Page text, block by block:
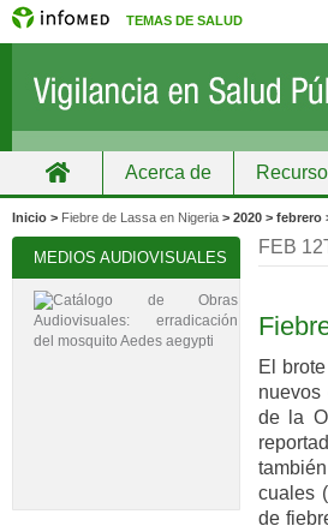
TEMAS DE SALUD
Acerca de
Grupos Recursos de
Inicio > Fiebre de Lassa en Nigeria > 2020 > febrero
FEB
El
nuevos
de la
cuales
de
MEDIOS AUDIOVISUALES